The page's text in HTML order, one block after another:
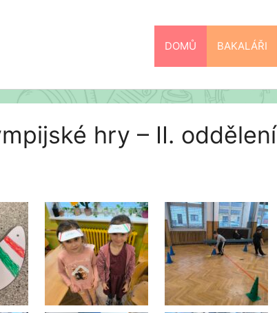
DOMŮ BAKALÁŘI
hry – II. oddělení